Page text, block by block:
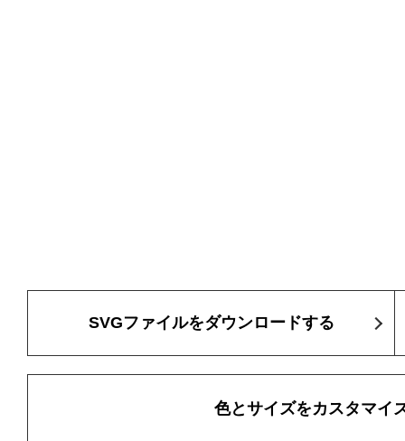
SVGファイルをダウンロードする
色とサイズをカスタマイ